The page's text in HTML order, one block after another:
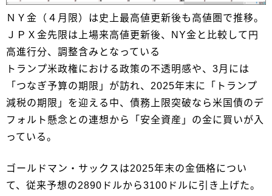
ＮＹ金（４月限）は史上最高値更新後も高値圏で推移。
ＪＰＸ金先限は上場来高値更新後、NY金と比較して円
高進行分、調整含みとなっている
トランプ米政権における政策の不透明感や、3月には
「つなぎ予算の期限」が訪れ、2025年末に「トランプ
減税の期限」を迎える中、債務上限突破なら米国債のデ
フォルト懸念との連想から「安全資産」の金に買いが入
っている。
ゴールドマン・サックスは2025年末の金価格につい
て、従来予想の2890ドルから3100ドルに引き上げた。